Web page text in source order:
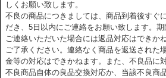
しくお願い致します。
不良の商品につきましては、商品到着後すぐ
だき、5日以内にご連絡をお願い致します。
ご連絡いただいた場合には返品対応はできか
ご了承ください。連絡なく商品を返送された
金等の対応はできかねます。また、不良品に
不良商品自体の良品交換対応か、当該不良商